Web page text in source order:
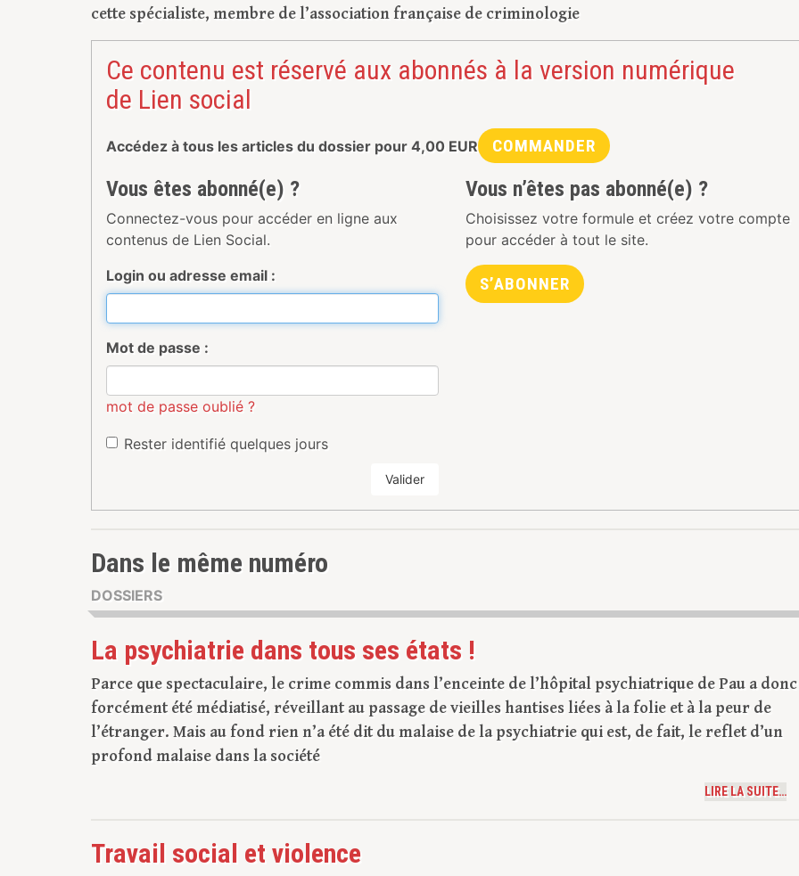
cette spécialiste, membre de l’association française de criminologie
Ce contenu est réservé aux abonnés à la version numérique
de Lien social
Accédez à tous les articles du dossier pour 4,00 EUR COMMANDER
Vous êtes abonné(e) ?
Connectez-vous pour accéder en ligne aux
contenus de Lien Social.
Login ou adresse email :
Mot de passe :
mot de passe oublié ?
Rester identifié quelques jours
Valider
Vous n’êtes pas abonné(e) ?
Choisissez votre formule et créez votre compte
pour accéder à tout le site.
S’ABONNER
Dans le même numéro
DOSSIERS
La psychiatrie dans tous ses états !
Parce que spectaculaire, le crime commis dans l’enceinte de l’hôpital psychiatrique de Pau a donc
forcément été médiatisé, réveillant au passage de vieilles hantises liées à la folie et à la peur de
l’étranger. Mais au fond rien n’a été dit du malaise de la psychiatrie qui est, de fait, le reflet d’un
profond malaise dans la société
LIRE LA SUITE…
Travail social et violence